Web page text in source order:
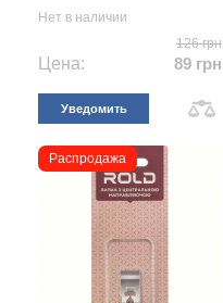
Нет в наличии
126 грн
Цена: 89 грн
Уведомить
Распродажа